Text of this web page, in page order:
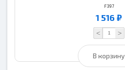
F397
1 516 ₽
< >
В корзину